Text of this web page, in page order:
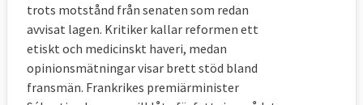
trots motstånd från senaten som redan
avvisat lagen. Kritiker kallar reformen ett
etiskt och medicinskt haveri, medan
opinionsmätningar visar brett stöd bland
fransmän. Frankrikes premiärminister